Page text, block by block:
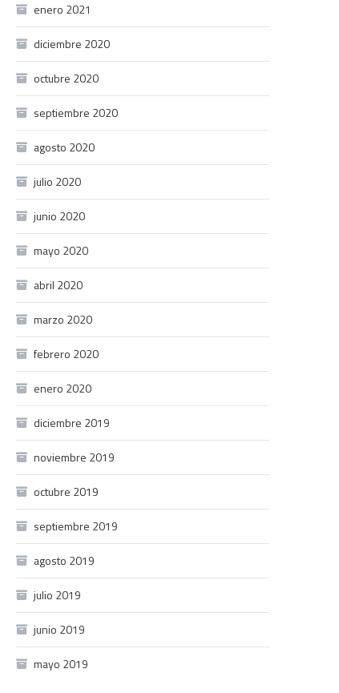
enero 2021
diciembre 2020
octubre 2020
septiembre 2020
agosto 2020
julio 2020
junio 2020
mayo 2020
abril 2020
marzo 2020
febrero 2020
enero 2020
diciembre 2019
noviembre 2019
octubre 2019
septiembre 2019
agosto 2019
julio 2019
junio 2019
mayo 2019